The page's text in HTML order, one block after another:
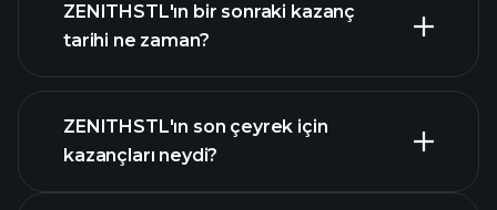
ZENITHSTL'ın bir sonraki kazanç
tarihi ne zaman?
Kazanç Takvimi
ZENITHSTL'ın son çeyrek için
kazançları neydi?